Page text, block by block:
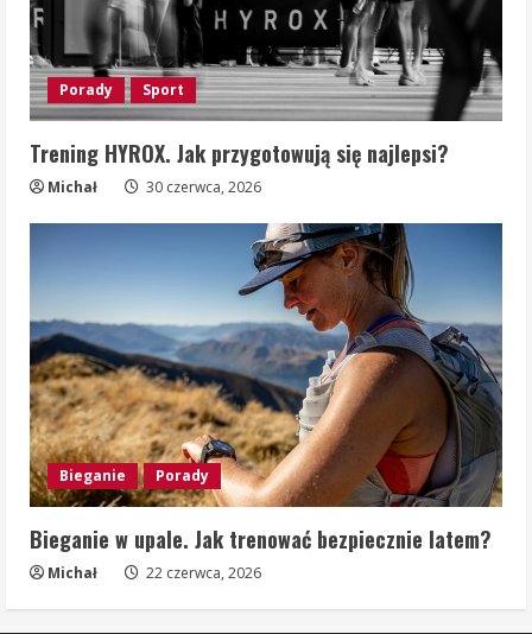
Porady Sport
Trening HYROX. Jak przygotowują się najlepsi?
Michał 30 czerwca, 2026
Bieganie Porady
Bieganie w upale. Jak trenować bezpiecznie latem?
Michał 22 czerwca, 2026